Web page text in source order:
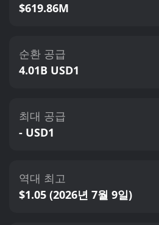
$619.86M
순환 공급
4.01B USD1
최대 공급
- USD1
역대 최고
$1.05 (2026년 7월 9일)